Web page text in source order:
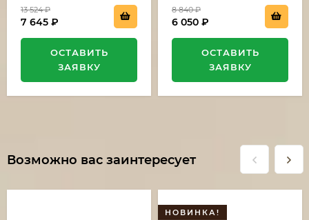
13 524₽
7 645 ₽
ОСТАВИТЬ
ЗАЯВКУ
8 840₽
6 050 ₽
ОСТАВИТЬ
ЗАЯВКУ
Возможно вас заинтересует
НОВИНКА!